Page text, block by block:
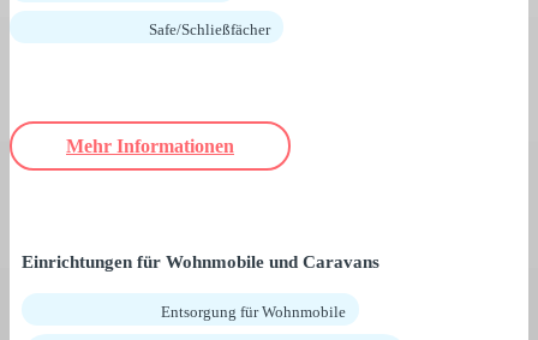
Safe/Schließfächer
Mehr Informationen
Einrichtungen für Wohnmobile und Caravans
Entsorgung für Wohnmobile